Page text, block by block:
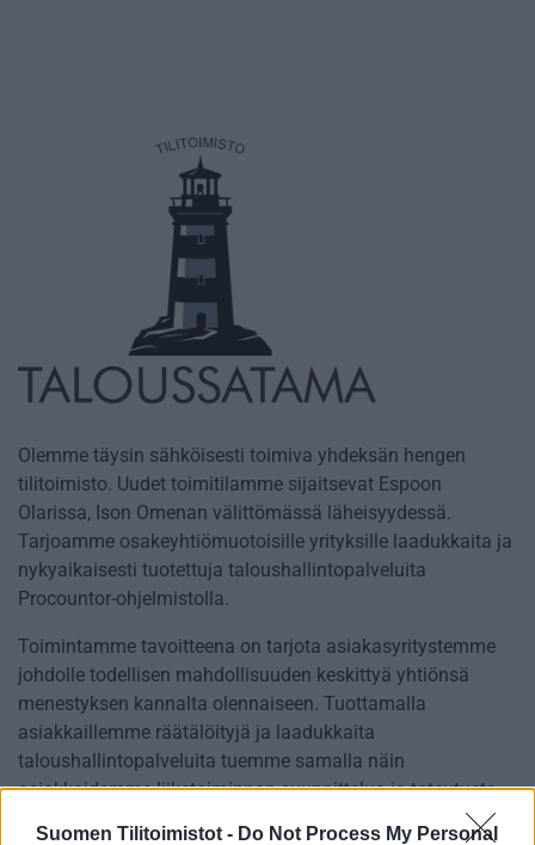
Suomen Tilitoimistot - Do Not Process My Personal
Olemme täysin sähköisesti toimiva yhdeksän hengen
tilitoimisto. Uudet toimitilamme sijaitsevat Espoon
Olarissa, Ison Omenan välittömässä läheisyydessä.
Tarjoamme osakeyhtiömuotoisille yrityksille laadukkaita ja
nykyaikaisesti tuotettuja taloushallintopalveluita
Procountor-ohjelmistolla.
Toimintamme tavoitteena on tarjota asiakasyritystemme
johdolle todellisen mahdollisuuden keskittyä yhtiönsä
menestyksen kannalta olennaiseen. Tuottamalla
asiakkaillemme räätälöityjä ja laadukkaita
taloushallintopalveluita tuemme samalla näin
asiakkaidemme liiketoiminnan suunnittelua ja toteutusta.
Haluamme myös henkilökohtaisesti tuntea asiakkaamme